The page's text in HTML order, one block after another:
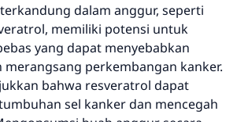
dalam anggur, seperti
memiliki potensi untuk
yang dapat menyebabkan
merangsang perkembangan kanker.
bahwa resveratrol dapat
sel kanker dan mencegah